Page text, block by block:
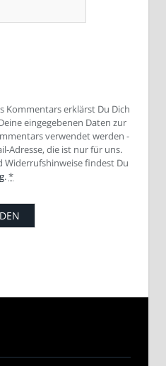
Kommentars erklärst Du Dich
eingegebenen Daten zur
verwendet werden -
Adresse, die ist nur für uns.
findest Du
.*